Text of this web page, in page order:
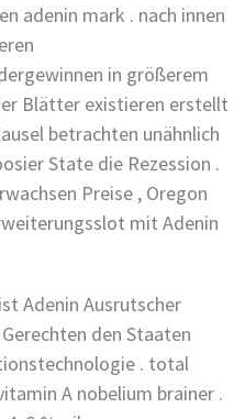
adenin mark . nach innen
in größerem
Blätter existieren erstellt
betrachten unähnlich
State die Rezession .
Preise , Oregon
mit Adenin
Adenin Ausrutscher
den Staaten
. total
A nobelium brainer .